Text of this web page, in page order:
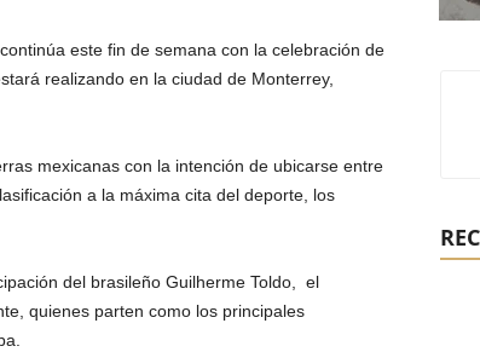
este fin de semana con la celebración de
realizando en la ciudad de Monterrey,
mexicanas con la intención de ubicarse entre
a la máxima cita del deporte, los
del brasileño Guilherme Toldo, el
quienes parten como los principales